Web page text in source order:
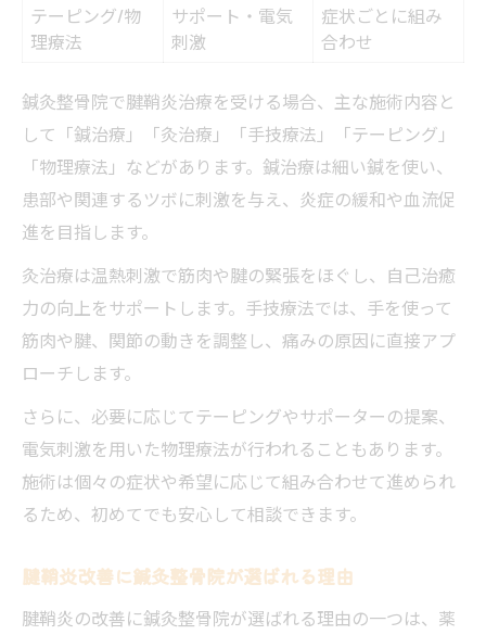
テーピング/物
理療法
サポート・電気
刺激
症状ごとに組み
合わせ
鍼灸整骨院で腱鞘炎治療を受ける場合、主な施術内容と
して「鍼治療」「灸治療」「手技療法」「テーピング」
「物理療法」などがあります。鍼治療は細い鍼を使い、
患部や関連するツボに刺激を与え、炎症の緩和や血流促
進を目指します。
灸治療は温熱刺激で筋肉や腱の緊張をほぐし、自己治癒
力の向上をサポートします。手技療法では、手を使って
筋肉や腱、関節の動きを調整し、痛みの原因に直接アプ
ローチします。
さらに、必要に応じてテーピングやサポーターの提案、
電気刺激を用いた物理療法が行われることもあります。
施術は個々の症状や希望に応じて組み合わせて進められ
るため、初めてでも安心して相談できます。
腱鞘炎改善に鍼灸整骨院が選ばれる理由
腱鞘炎の改善に鍼灸整骨院が選ばれる理由の一つは、薬